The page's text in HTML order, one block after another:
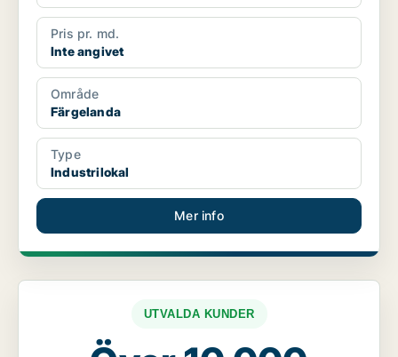
Pris pr. md.
Inte angivet
Område
Färgelanda
Type
Industrilokal
Mer info
UTVALDA KUNDER